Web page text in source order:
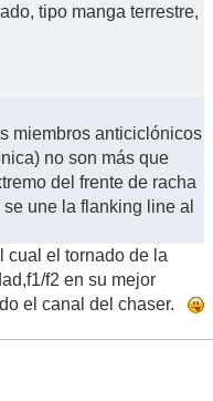
tipo manga terrestre,
miembros anticiclónicos
no son más que
del frente de racha
une la flanking line al
cual el tornado de la
f2 en su mejor
el canal del chaser.